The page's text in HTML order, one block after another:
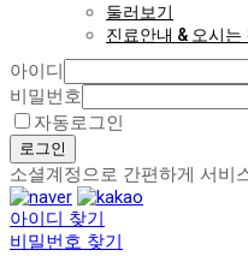
둘러보기
진료안내 & 오시는
아이디
비밀번호
자동로그인
로그인
소셜계정으로 간편하게 서비
아이디 찾기
비밀번호 찾기